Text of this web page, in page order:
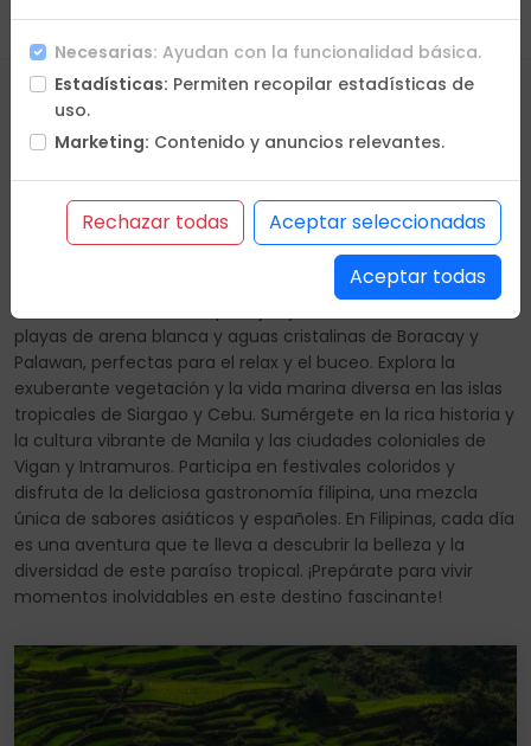
Borrar Filtros
El país de las islas
Un archipiélago de ensueño en el corazón del Sudeste
Asiático, donde la belleza natural, la rica cultura y la
hospitalidad te esperan para una experiencia inolvidable.
Con más de 7,000 islas para explorar, este país te ofrece
playas de arena blanca y aguas cristalinas de Boracay y
Palawan, perfectas para el relax y el buceo. Explora la
exuberante vegetación y la vida marina diversa en las islas
tropicales de Siargao y Cebu. Sumérgete en la rica historia y
la cultura vibrante de Manila y las ciudades coloniales de
Vigan y Intramuros. Participa en festivales coloridos y
disfruta de la deliciosa gastronomía filipina, una mezcla
única de sabores asiáticos y españoles. En Filipinas, cada día
es una aventura que te lleva a descubrir la belleza y la
diversidad de este paraíso tropical. ¡Prepárate para vivir
momentos inolvidables en este destino fascinante!
Necesarias: Ayudan con la funcionalidad básica.
Estadísticas: Permiten recopilar estadísticas de
uso.
Marketing: Contenido y anuncios relevantes.
Rechazar todas
Aceptar seleccionadas
Aceptar todas